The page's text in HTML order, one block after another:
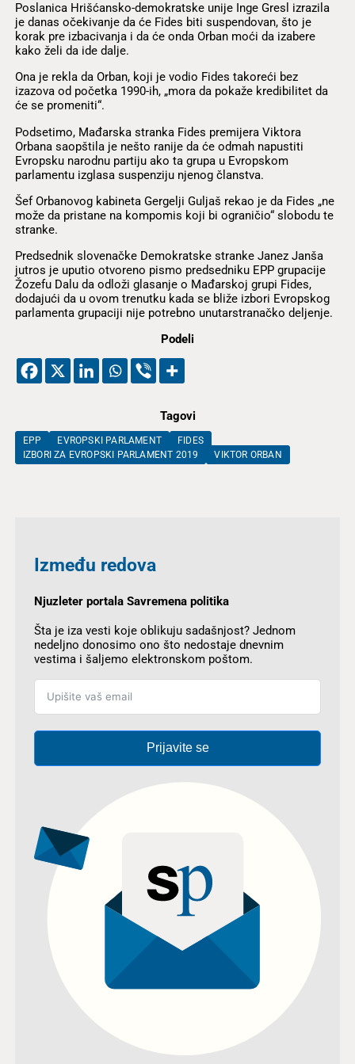
Poslanica Hrišćansko-demokratske unije Inge Gresl izrazila
je danas očekivanje da će Fides biti suspendovan, što je
korak pre izbacivanja i da će onda Orban moći da izabere
kako želi da ide dalje.
Ona je rekla da Orban, koji je vodio Fides takoreći bez
izazova od početka 1990-ih, „mora da pokaže kredibilitet da
će se promeniti“.
Podsetimo, Mađarska stranka Fides premijera Viktora
Orbana saopštila je nešto ranije da će odmah napustiti
Evropsku narodnu partiju ako ta grupa u Evropskom
parlamentu izglasa suspenziju njenog članstva.
Šef Orbanovog kabineta Gergelji Guljaš rekao je da Fides „ne
može da pristane na kompomis koji bi ograničio“ slobodu te
stranke.
Predsednik slovenačke Demokratske stranke Janez Janša
jutros je uputio otvoreno pismo predsedniku EPP grupacije
Žozefu Dalu da odloži glasanje o Mađarskoj grupi Fides,
dodajući da u ovom trenutku kada se bliže izbori Evropskog
parlamenta grupaciji nije potrebno unutarstranačko deljenje.
Podeli
Tagovi
EPP EVROPSKI PARLAMENT
FIDES
IZBORI ZA EVROPSKI PARLAMENT 2019
VIKTOR ORBAN
Između redova
Njuzleter portala Savremena politika
Šta je iza vesti koje oblikuju sadašnjost? Jednom
nedeljno donosimo ono što nedostaje dnevnim
vestima i šaljemo elektronskom poštom.
Prijavite se